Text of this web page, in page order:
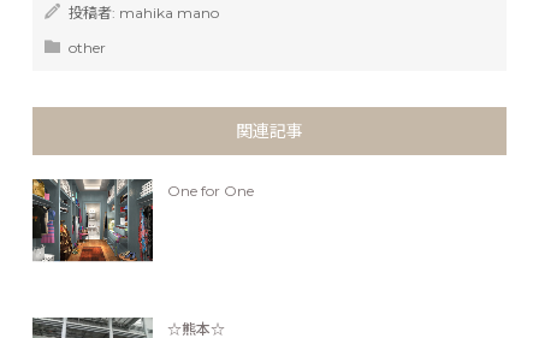
投稿者: mahika mano
other
関連記事
One for One
☆熊本☆